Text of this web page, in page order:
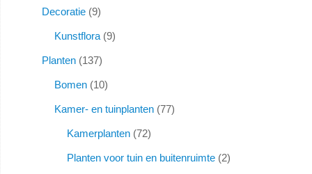
Decoratie 9
Kunstflora 9
Planten 137
Bomen 10
Kamer- en tuinplanten 77
Kamerplanten 72
Planten voor tuin en buitenruimte 2